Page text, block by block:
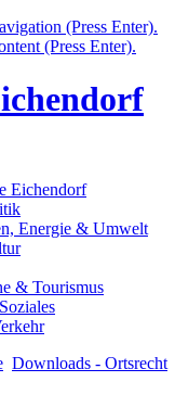
(Press Enter).
(Press Enter).
Eichendorf
Energie & Umwelt
& Tourismus
Downloads - Ortsrecht